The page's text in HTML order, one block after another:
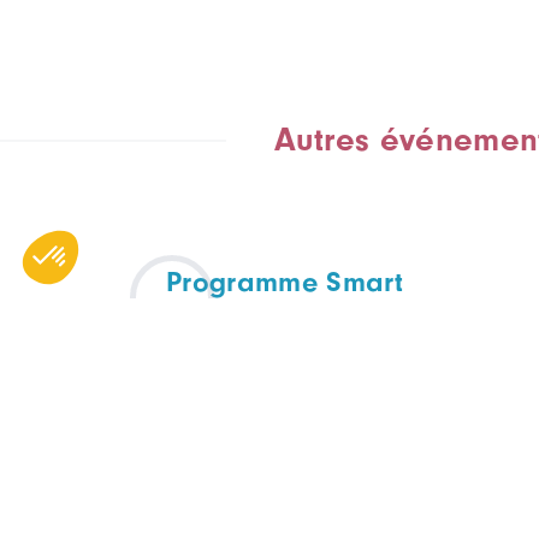
Autres
Programme Smart